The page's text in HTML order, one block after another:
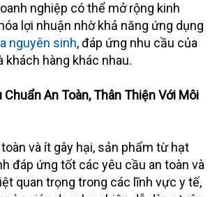
nghiệp có thể mở rộng kinh
lợi nhuận nhờ khả năng ứng dụng
nguyên sinh, đáp ứng nhu cầu của
khách hàng khác nhau.
An Toàn, Thân Thiện Với Môi
và ít gây hại, sản phẩm từ hạt
đáp ứng tốt các yêu cầu an toàn và
quan trọng trong các lĩnh vực y tế,